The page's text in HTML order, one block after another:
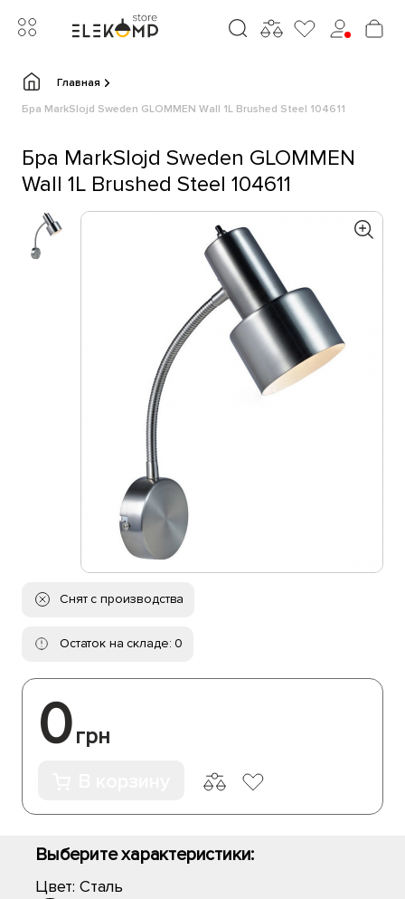
Главная
Бра MarkSlojd Sweden GLOMMEN Wall 1L Brushed Steel 104611
Бра MarkSlojd Sweden GLOMMEN
Wall 1L Brushed Steel 104611
Снят с производства
Остаток на складе: 0
0грн
Выберите характеристики:
Цвет: Сталь